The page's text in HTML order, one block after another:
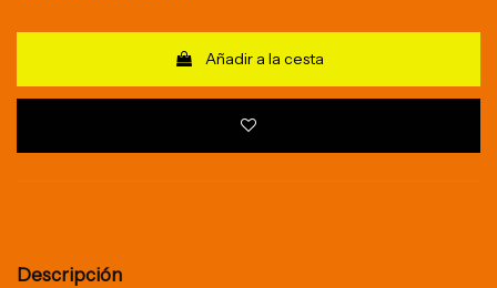
Añadir a la cesta
Descripción